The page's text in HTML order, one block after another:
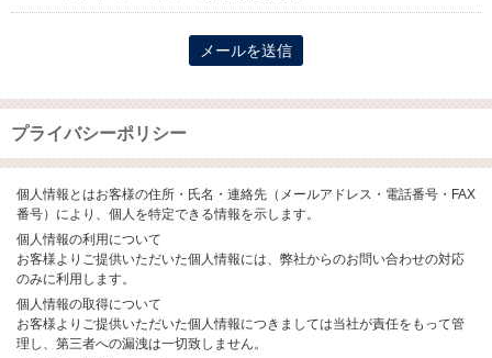
プライバシーポリシー
個人情報とはお客様の住所・氏名・連絡先（メールアドレス・電話番号・FAX
番号）により、個人を特定できる情報を示します。
個人情報の利用について
お客様よりご提供いただいた個人情報には、弊社からのお問い合わせの対応
のみに利用します。
個人情報の取得について
お客様よりご提供いただいた個人情報につきましては当社が責任をもって管
理し、第三者への漏洩は一切致しません。